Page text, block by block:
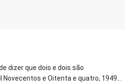
dizer que dois e dois são
Novecentos e Oitenta e quatro, 1949...